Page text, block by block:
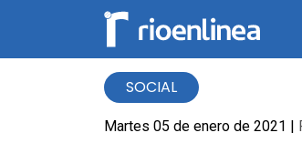
SOCIAL
Martes 05 de enero de 2021 |